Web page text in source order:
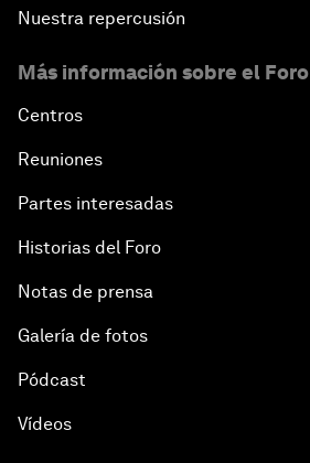
Nuestra repercusión
Más información sobre el Foro
Centros
Reuniones
Partes interesadas
Historias del Foro
Notas de prensa
Galería de fotos
Pódcast
Vídeos